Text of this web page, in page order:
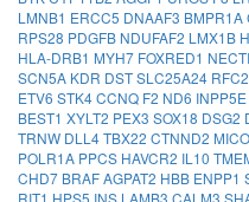
LMNB1 ERCC5 DNAAF3 BMPR1A
RPS28 PDGFB NDUFAF2 LMX1B
HLA-DRB1 MYH7 FOXRED1
SCN5A KDR DSTSLC25A24 RFC2
ETV6 STK4CCNQ F2 ND6 INPP5E
BEST1 XYLT2 PEX3 SOX18 DSG2
TRNW DLL4TBX22 CTNND2
POLR1A PPCS HAVCR2 IL10
CHD7 BRAFAGPAT2 HBB ENPP1
RIT1 HPS5 INS LAMB3 CALM3